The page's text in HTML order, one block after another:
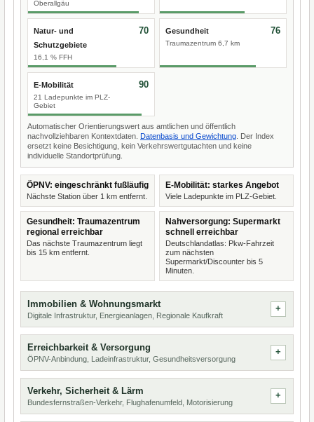
Oberallgäu
Natur- und
Schutzgebiete
16,1 % FFH
70 Gesundheit
Traumazentrum 6,7 km
76
E-Mobilität
21 Ladepunkte im PLZ-
Gebiet
90
Automatischer Orientierungswert aus amtlichen und öffentlich
nachvollziehbaren Kontextdaten. Datenbasis und Gewichtung . Der Index
ersetzt keine Besichtigung, kein Verkehrswertgutachten und keine
individuelle Standortprüfung.
ÖPNV: eingeschränkt fußläufig
Nächste Station über 1 km entfernt.
E-Mobilität: starkes Angebot
Viele Ladepunkte im PLZ-Gebiet.
Gesundheit: Traumazentrum
regional erreichbar
Das nächste Traumazentrum liegt
bis 15 km entfernt.
Nahversorgung: Supermarkt
schnell erreichbar
Deutschlandatlas: Pkw-Fahrzeit
zum nächsten
Supermarkt/Discounter bis 5
Minuten.
Immobilien & Wohnungsmarkt
Digitale Infrastruktur, Energieanlagen, Regionale Kaufkraft
Erreichbarkeit & Versorgung
ÖPNV-Anbindung, Ladeinfrastruktur, Gesundheitsversorgung
Verkehr, Sicherheit & Lärm
Bundesfernstraßen-Verkehr, Flughafenumfeld, Motorisierung